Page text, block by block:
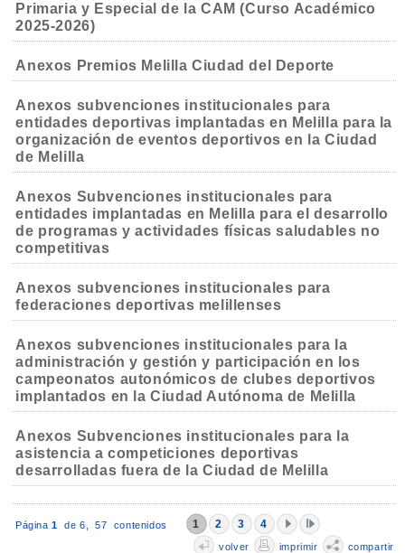
Primaria y Especial de la CAM (Curso Académico
2025-2026)
Anexos Premios Melilla Ciudad del Deporte
Anexos subvenciones institucionales para
entidades deportivas implantadas en Melilla para la
organización de eventos deportivos en la Ciudad
de Melilla
Anexos Subvenciones institucionales para
entidades implantadas en Melilla para el desarrollo
de programas y actividades físicas saludables no
competitivas
Anexos subvenciones institucionales para
federaciones deportivas melillenses
Anexos subvenciones institucionales para la
administración y gestión y participación en los
campeonatos autonómicos de clubes deportivos
implantados en la Ciudad Autónoma de Melilla
Anexos Subvenciones institucionales para la
asistencia a competiciones deportivas
desarrolladas fuera de la Ciudad de Melilla
Página 1 de 6,57 contenidos 1 2 3 4
volver imprimir compartir